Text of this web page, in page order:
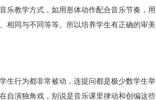
乐教学方式，如用形体动作配合音乐节奏，用
相同与不同等等。所以培养学生有正确的审美
生行为都非常被动，连提问都是极少数学生举
自演独角戏，别说是音乐课里律动和创编这些